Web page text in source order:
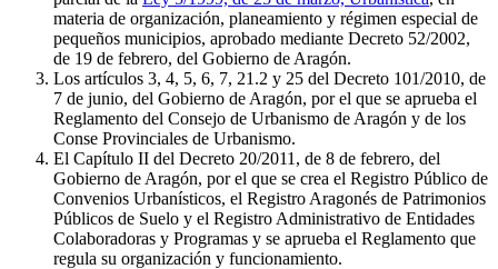
materia de organización, planeamiento y régimen especial de
pequeños municipios, aprobado mediante Decreto 52/2002,
de 19 de febrero, del Gobierno de Aragón.
Los artículos 3, 4, 5, 6, 7, 21.2 y 25 del Decreto 101/2010, de
7 de junio, del Gobierno de Aragón, por el que se aprueba el
Reglamento del Consejo de Urbanismo de Aragón y de los
Conse Provinciales de Urbanismo.
El Capítulo II del Decreto 20/2011, de 8 de febrero, del
Gobierno de Aragón, por el que se crea el Registro Público de
Convenios Urbanísticos, el Registro Aragonés de Patrimonios
Públicos de Suelo y el Registro Administrativo de Entidades
Colaboradoras y Programas y se aprueba el Reglamento que
regula su organización y funcionamiento.